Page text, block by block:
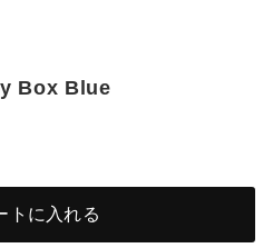
Box Blue
トに入れる